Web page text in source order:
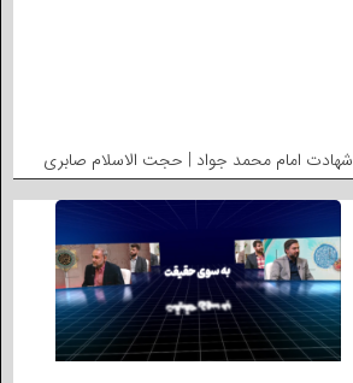
شهادت امام محمد جواد | حجت الاسلام صابری